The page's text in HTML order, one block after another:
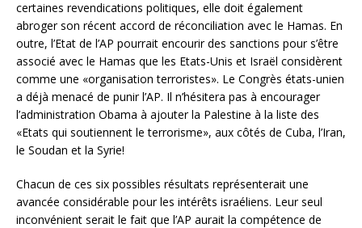
certaines revendications politiques, elle doit également
abroger son récent accord de réconciliation avec le Hamas. En
outre, l’Etat de l’AP pourrait encourir des sanctions pour s’être
associé avec le Hamas que les Etats-Unis et Israël considèrent
comme une «organisation terroristes». Le Congrès états-unien
a déjà menacé de punir l’AP. Il n’hésitera pas à encourager
l’administration Obama à ajouter la Palestine à la liste des
«Etats qui soutiennent le terrorisme», aux côtés de Cuba, l’Iran,
le Soudan et la Syrie!
Chacun de ces six possibles résultats représenterait une
avancée considérable pour les intérêts israéliens. Leur seul
inconvénient serait le fait que l’AP aurait la compétence de